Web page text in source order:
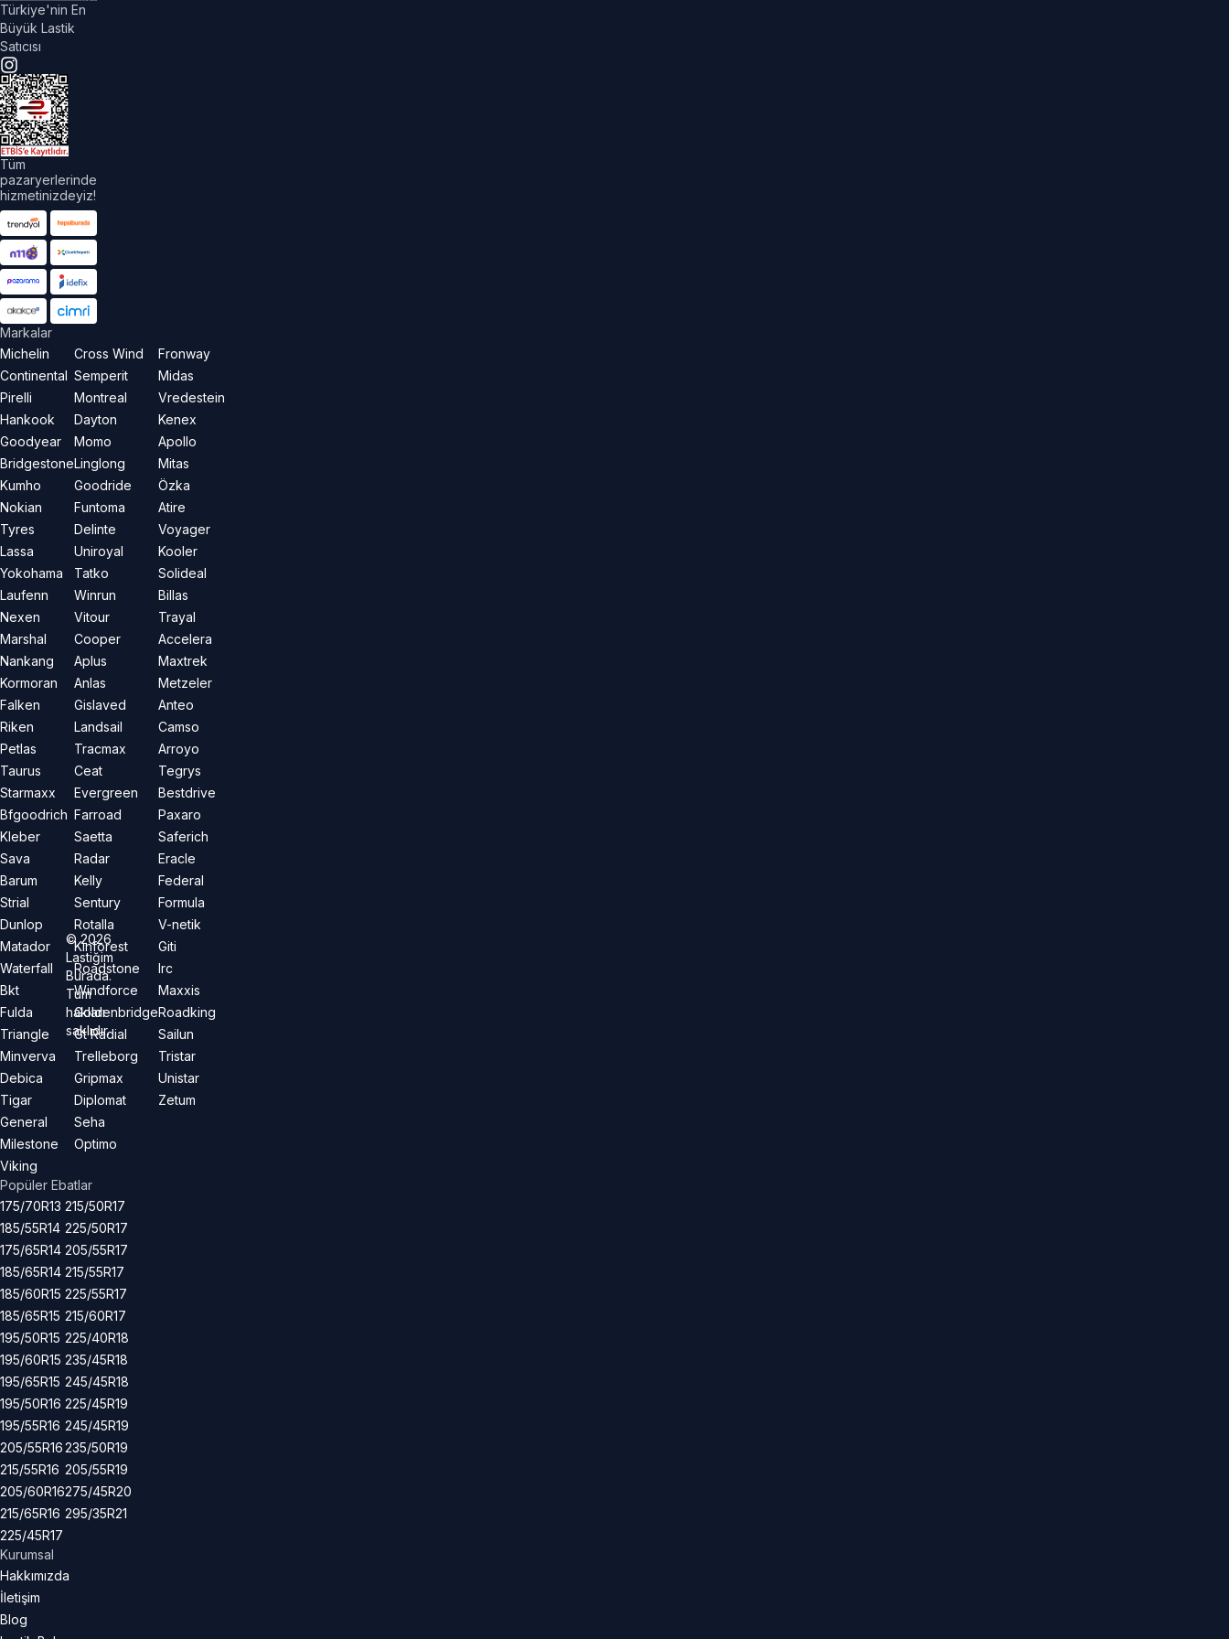
Türkiye'nin En
Büyük Lastik
Satıcısı
Tüm
pazaryerlerinde
hizmetinizdeyiz!
Markalar
Michelin
Continental
Pirelli
Hankook
Goodyear
Bridgestone
Kumho
Nokian
Tyres
Lassa
Yokohama
Laufenn
Nexen
Marshal
Nankang
Kormoran
Falken
Riken
Petlas
Taurus
Starmaxx
Bfgoodrich
Kleber
Sava
Barum
Strial
Dunlop
Matador
Waterfall
Bkt
Fulda
Triangle
Minverva
Debica
Tigar
General
Milestone
Viking
Cross Wind
Semperit
Montreal
Dayton
Momo
Linglong
Goodride
Funtoma
Delinte
Uniroyal
Tatko
Winrun
Vitour
Cooper
Aplus
Anlas
Gislaved
Landsail
Tracmax
Ceat
Evergreen
Farroad
Saetta
Radar
Kelly
Sentury
Rotalla
Kinforest
Roadstone
Windforce
Goldenbridge
Gt Radial
Trelleborg
Gripmax
Diplomat
Seha
Optimo
Fronway
Midas
Vredestein
Kenex
Apollo
Mitas
Özka
Atire
Voyager
Kooler
Solideal
Billas
Trayal
Accelera
Maxtrek
Metzeler
Anteo
Camso
Arroyo
Tegrys
Bestdrive
Paxaro
Saferich
Eracle
Federal
Formula
V-netik
Giti
Irc
Maxxis
Roadking
Sailun
Tristar
Unistar
Zetum
Popüler Ebatlar
175/70R13
185/55R14
175/65R14
185/65R14
185/60R15
185/65R15
195/50R15
195/60R15
195/65R15
195/50R16
195/55R16
205/55R16
215/55R16
205/60R16
215/65R16
225/45R17
215/50R17
225/50R17
205/55R17
215/55R17
225/55R17
215/60R17
225/40R18
235/45R18
245/45R18
225/45R19
245/45R19
235/50R19
205/55R19
275/45R20
295/35R21
Kurumsal
Hakkımızda
İletişim
Blog
©2026
Lastiğim
Burada.
Tüm
hakları
saklıdır.